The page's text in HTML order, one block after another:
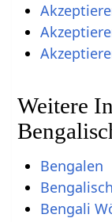
Weitere
Bengalen
Bengalisch
Bengali